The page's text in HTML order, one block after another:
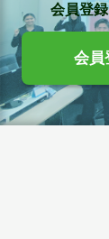
会員登
会員